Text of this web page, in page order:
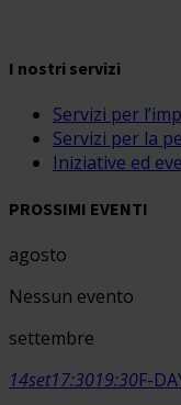
I nostri servizi
Servizi per
Servizi per la
Iniziative ed
PROSSIMI EVENTI
agosto
Nessun evento
settembre
14set17:3019:30F-